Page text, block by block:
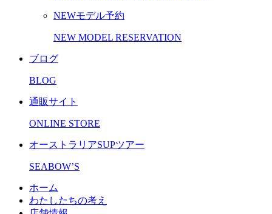
NEWモデル予約
NEW MODEL RESERVATION
ブログ
BLOG
通販サイト
ONLINE STORE
オーストラリアSUPツアー
SEABOW’S
ホーム
わたしたちの考え